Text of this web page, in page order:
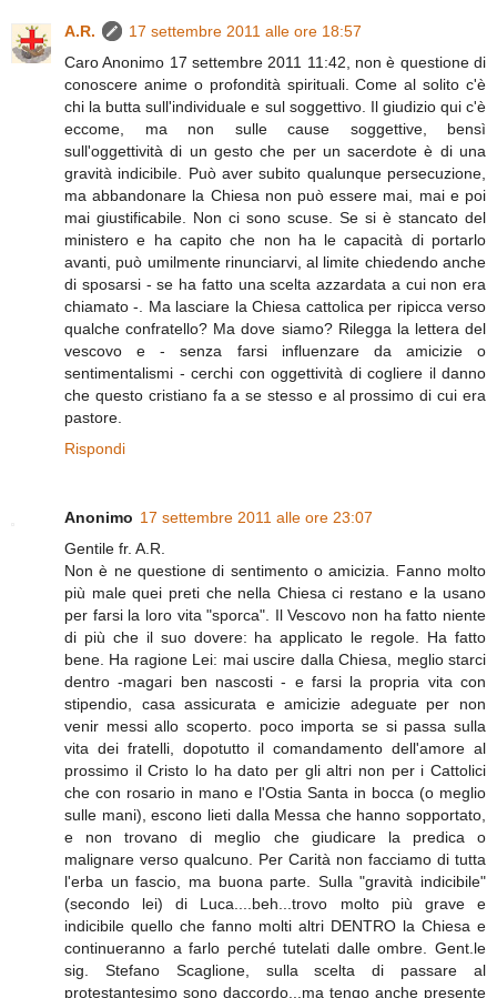
A.R.
17 settembre 2011 alle ore 18:57
Caro Anonimo 17 settembre 2011 11:42, non è questione di
conoscere anime o profondità spirituali. Come al solito c'è
chi la butta sull'individuale e sul soggettivo. Il giudizio qui c'è
eccome, ma non sulle cause soggettive, bensì
sull'oggettività di un gesto che per un sacerdote è di una
gravità indicibile. Può aver subito qualunque persecuzione,
ma abbandonare la Chiesa non può essere mai, mai e poi
mai giustificabile. Non ci sono scuse. Se si è stancato del
ministero e ha capito che non ha le capacità di portarlo
avanti, può umilmente rinunciarvi, al limite chiedendo anche
di sposarsi - se ha fatto una scelta azzardata a cui non era
chiamato -. Ma lasciare la Chiesa cattolica per ripicca verso
qualche confratello? Ma dove siamo? Rilegga la lettera del
vescovo e - senza farsi influenzare da amicizie o
sentimentalismi - cerchi con oggettività di cogliere il danno
che questo cristiano fa a se stesso e al prossimo di cui era
pastore.
Rispondi
Anonimo 17 settembre 2011 alle ore 23:07
Gentile fr. A.R.
Non è ne questione di sentimento o amicizia. Fanno molto
più male quei preti che nella Chiesa ci restano e la usano
per farsi la loro vita "sporca". Il Vescovo non ha fatto niente
di più che il suo dovere: ha applicato le regole. Ha fatto
bene. Ha ragione Lei: mai uscire dalla Chiesa, meglio starci
dentro -magari ben nascosti - e farsi la propria vita con
stipendio, casa assicurata e amicizie adeguate per non
venir messi allo scoperto. poco importa se si passa sulla
vita dei fratelli, dopotutto il comandamento dell'amore al
prossimo il Cristo lo ha dato per gli altri non per i Cattolici
che con rosario in mano e l'Ostia Santa in bocca (o meglio
sulle mani), escono lieti dalla Messa che hanno sopportato,
e non trovano di meglio che giudicare la predica o
malignare verso qualcuno. Per Carità non facciamo di tutta
l'erba un fascio, ma buona parte. Sulla "gravità indicibile"
(secondo lei) di Luca....beh...trovo molto più grave e
indicibile quello che fanno molti altri DENTRO la Chiesa e
continueranno a farlo perché tutelati dalle ombre. Gent.le
sig. Stefano Scaglione, sulla scelta di passare al
protestantesimo sono daccordo...ma tengo anche presente